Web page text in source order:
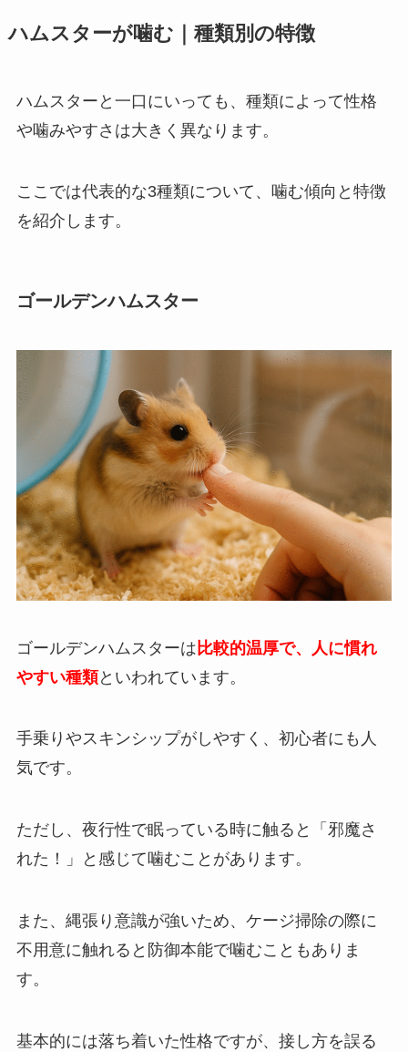
ハムスターが噛む｜種類別の特徴
ハムスターと一口にいっても、種類によって性格
や噛みやすさは大きく異なります。
ここでは代表的な3種類について、噛む傾向と特徴
を紹介します。
ゴールデンハムスター
ゴールデンハムスターは 比較的温厚で、人に慣れ
やすい種類といわれています。
手乗りやスキンシップがしやすく、初心者にも人
気です。
ただし、夜行性で眠っている時に触ると「邪魔さ
れた！」と感じて噛むことがあります。
また、縄張り意識が強いため、ケージ掃除の際に
不用意に触れると防御本能で噛むこともありま
す。
基本的には落ち着いた性格ですが、接し方を誤る